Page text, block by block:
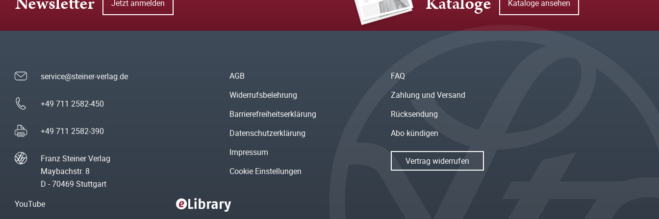
Jetzt anmelden Kataloge ansehen
service@steiner-verlag.de
+49 711 2582-450
+49 711 2582-390
Franz Steiner Verlag
Maybachstr. 8
D - 70469 Stuttgart
AGB
Widerrufsbelehrung
Barrierefreiheitserklärung
Datenschutzerklärung
Impressum
Cookie Einstellungen
FAQ
Zahlung und Versand
Rücksendung
Abo kündigen
Vertrag widerrufen
YouTube